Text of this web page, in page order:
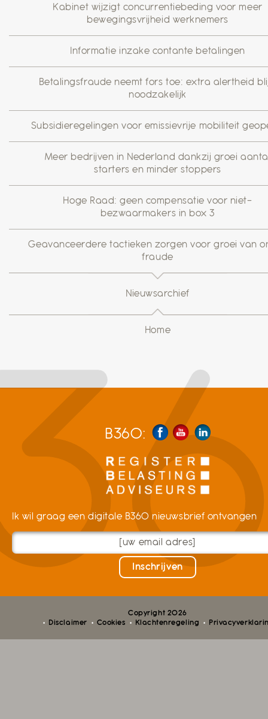
Kabinet wijzigt concurrentiebeding voor meer
bewegingsvrijheid werknemers
Informatie inzake contante betalingen
Betalingsfraude neemt fors toe: extra alertheid
noodzakelijk
Subsidieregelingen voor emissievrije mobiliteit
Meer bedrijven in Nederland dankzij groei
starters en minder stoppers
Hoge Raad: geen compensatie voor niet-
bezwaarmakers in box 3
Geavanceerdere tactieken zorgen voor groei van
fraude
Nieuwsarchief
Home
B360:
Ik wil graag een digitale B360 nieuwsbrief ontvangen
Copyright 2026
Disclaimer
Cookies Klachtenregeling